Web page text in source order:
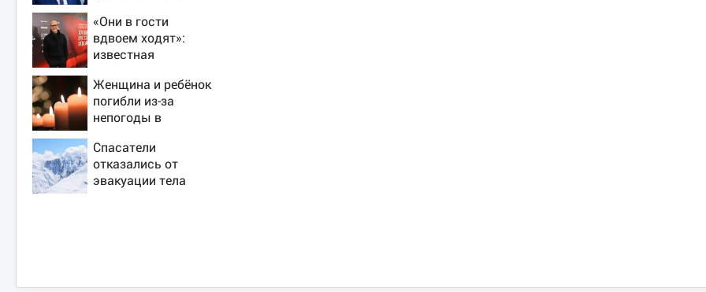
живых пациентов
«Они в гости
вдвоем ходят»:
известная
подтвердила роман
Бондарчука и
Исаковой
Женщина и ребёнок
погибли из-за
непогоды в
Спасатели
отказались от
эвакуации тела